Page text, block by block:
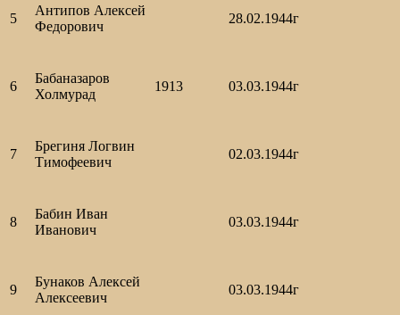
5
Антипов Алексей
Федорович
28.02.1944г
6
Бабаназаров
Холмурад
1913 03.03.1944г
7
Брегиня Логвин
Тимофеевич
02.03.1944г
8
Бабин Иван
Иванович
03.03.1944г
9
Бунаков Алексей
Алексеевич
03.03.1944г